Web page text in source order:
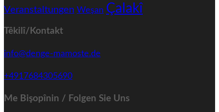
Veranstaltungen Weşan Çalakî
Têkilî/Kontakt
info@denge-mamoste.de
+4917684305690
Me Bişopînin / Folgen Sie Uns